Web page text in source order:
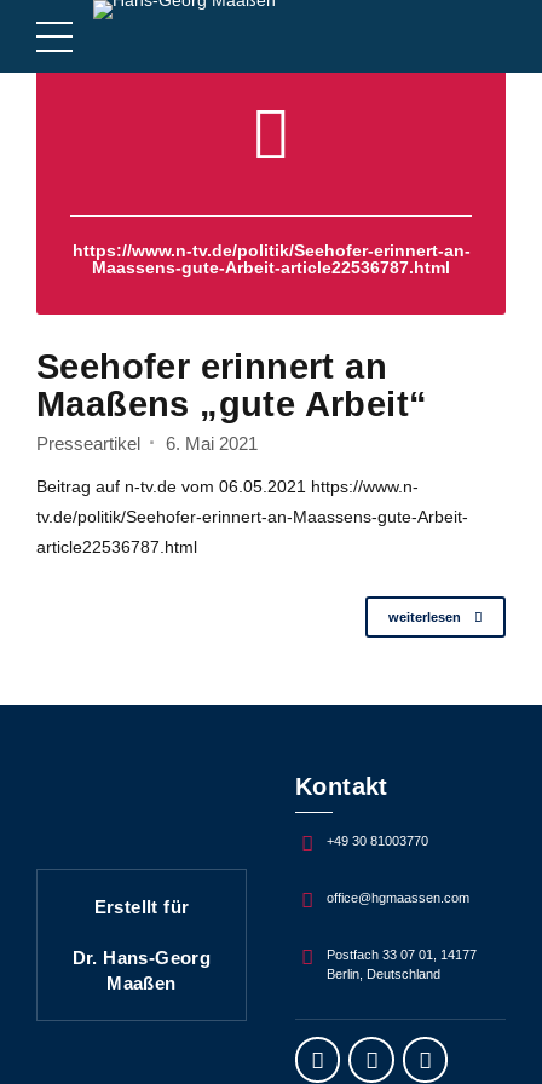
https://www.n-tv.de/politik/Seehofer-erinnert-an-
Maassens-gute-Arbeit-article22536787.html
Seehofer erinnert an
Maaßens „gute Arbeit“
Presseartikel 6. Mai 2021
Beitrag auf n-tv.de vom 06.05.2021 https://www.n-
tv.de/politik/Seehofer-erinnert-an-Maassens-gute-Arbeit-
article22536787.html
weiterlesen
Erstellt für
Dr. Hans-Georg
Maaßen
Kontakt
+49 30 81003770
office@hgmaassen.com
Postfach 33 07 01, 14177
Berlin, Deutschland